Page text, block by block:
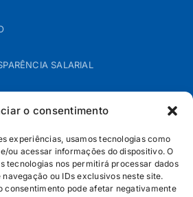
o consentimento
experiências, usamos tecnologias como
ou acessar informações do dispositivo. O
tecnologias nos permitirá processar dados
ou IDs exclusivos neste site.
consentimento pode afetar negativamente
SALARIAL